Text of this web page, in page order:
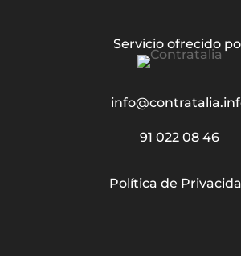
Servicio ofrecido
91 022 08 46
Política de